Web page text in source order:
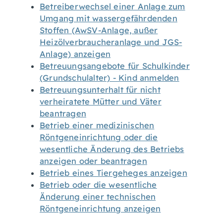
Betreiberwechsel einer Anlage zum
Umgang mit wassergefährdenden
Stoffen (AwSV-Anlage, außer
Heizölverbraucheranlage und JGS-
Anlage) anzeigen
Betreuungsangebote für Schulkinder
(Grundschulalter) - Kind anmelden
Betreuungsunterhalt für nicht
verheiratete Mütter und Väter
beantragen
Betrieb einer medizinischen
Röntgeneinrichtung oder die
wesentliche Änderung des Betriebs
anzeigen oder beantragen
Betrieb eines Tiergeheges anzeigen
Betrieb oder die wesentliche
Änderung einer technischen
Röntgeneinrichtung anzeigen